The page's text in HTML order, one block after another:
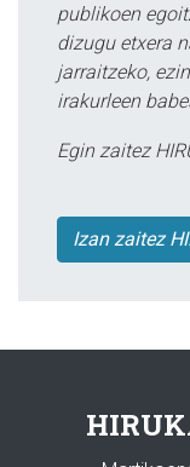
publikoen
dizugu etxera
jarraitzeko,
irakurleen
Egin zaitez
Izan zaitez